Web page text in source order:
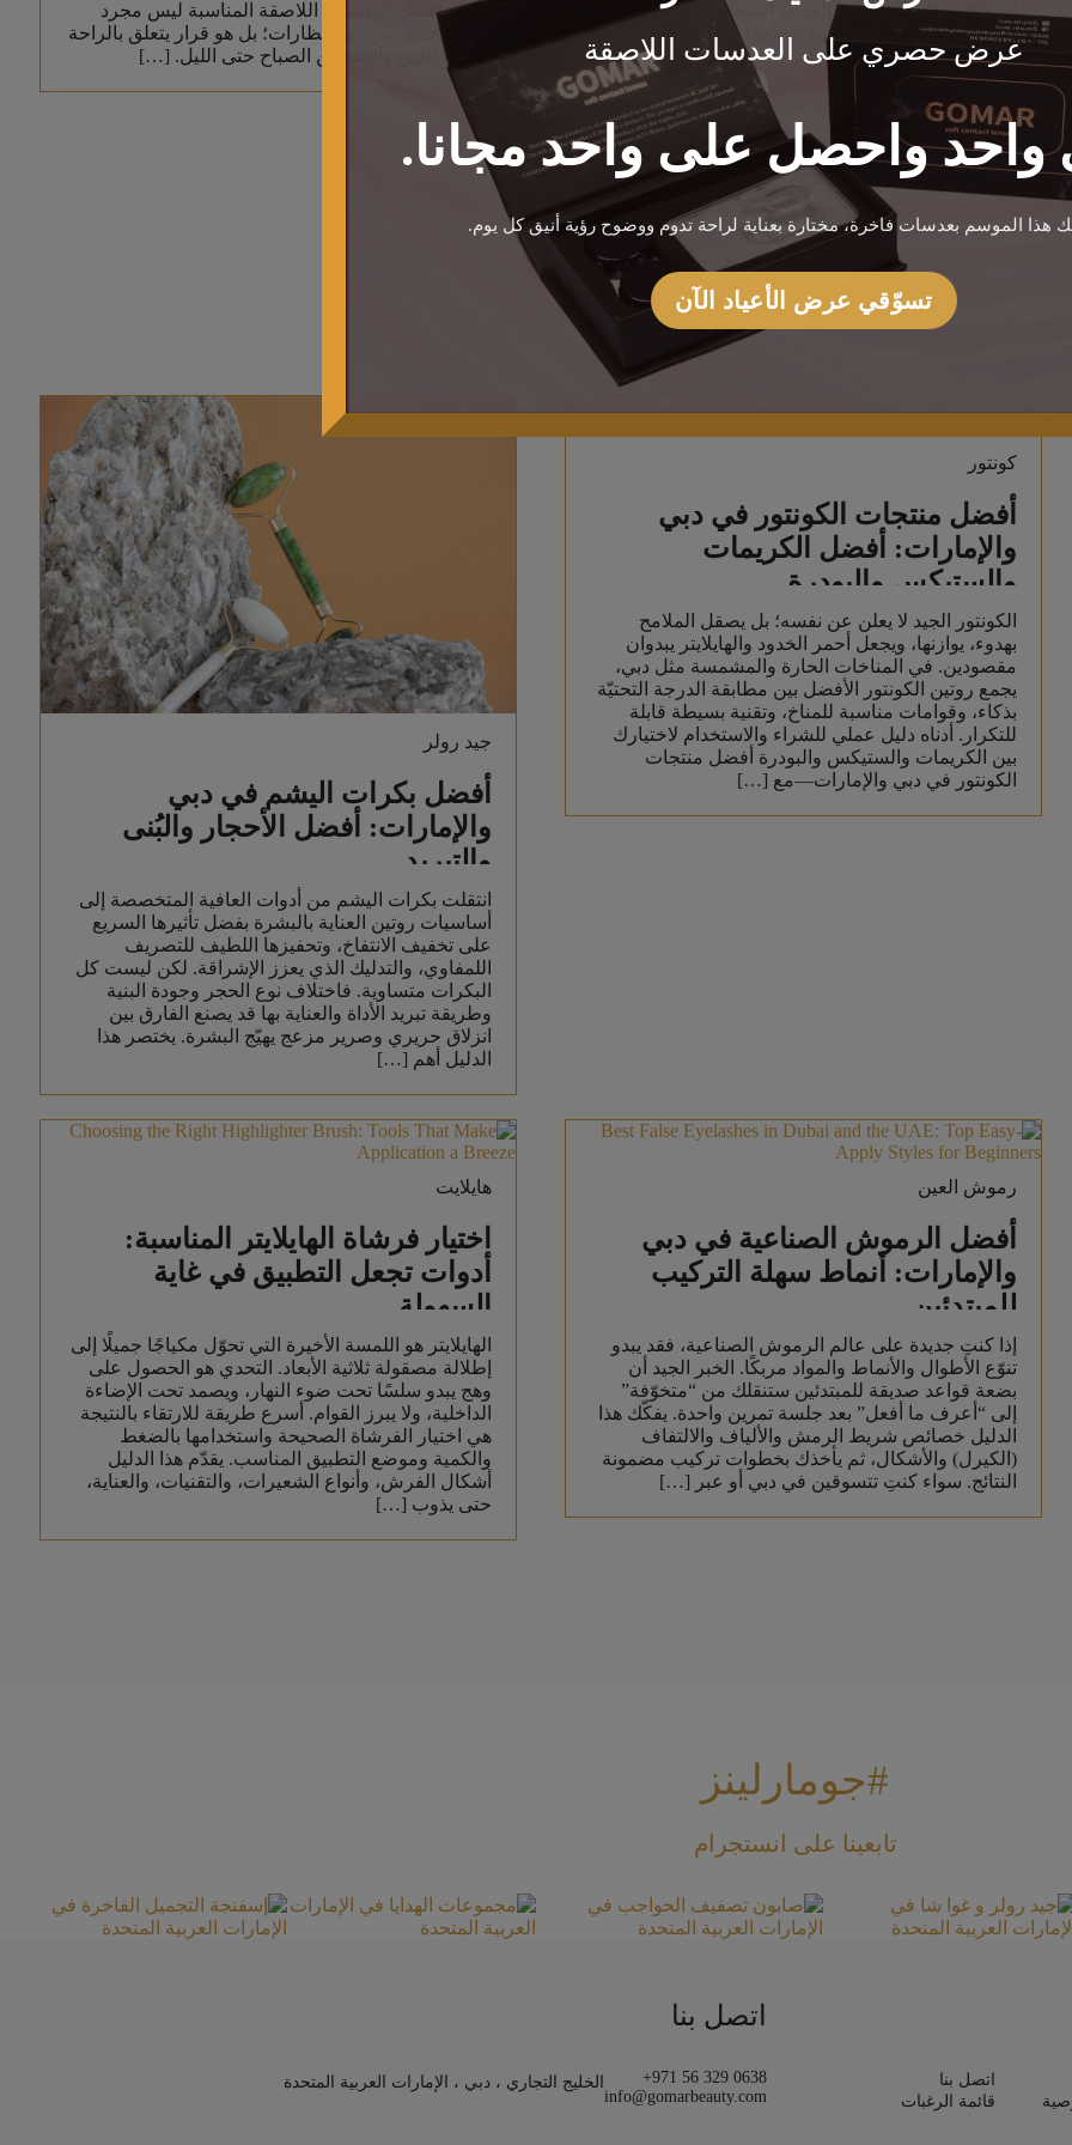
أي مكان داخل الإمارات العربية المتحدة (UAE)، فأنت
تعرفين أن ضوء النهار القوي والأجواء المشرقة في
الخارج يمكن […]
اختيار أفضل العدسات اللاصقة المناسبة ليس مجرد
مظهر جميل من دون نظارات؛ بل هو قرار يتعلق بالراحة
وصحة العين والثقة من الصباح حتى الليل. […]
كونتور
أفضل منتجات الكونتور في دبي
والإمارات: أفضل الكريمات
والستيكس والبودرة
الكونتور الجيد لا يعلن عن نفسه؛ بل يصقل الملامح
بهدوء، يوازنها، ويجعل أحمر الخدود والهايلايتر يبدوان
مقصودين. في المناخات الحارة والمشمسة مثل دبي،
يجمع روتين الكونتور الأفضل بين مطابقة الدرجة التحتيّة
بذكاء، وقوامات مناسبة للمناخ، وتقنية بسيطة قابلة
للتكرار. أدناه دليل عملي للشراء والاستخدام لاختيارك
بين الكريمات والستيكس والبودرة أفضل منتجات
الكونتور في دبي والإمارات—مع […]
جيد رولر
أفضل بكرات اليشم في دبي
والإمارات: أفضل الأحجار والبُنى
والتبريد
انتقلت بكرات اليشم من أدوات العافية المتخصصة إلى
أساسيات روتين العناية بالبشرة بفضل تأثيرها السريع
على تخفيف الانتفاخ، وتحفيزها اللطيف للتصريف
اللمفاوي، والتدليك الذي يعزز الإشراقة. لكن ليست كل
البكرات متساوية. فاختلاف نوع الحجر وجودة البنية
وطريقة تبريد الأداة والعناية بها قد يصنع الفارق بين
انزلاق حريري وصرير مزعج يهيّج البشرة. يختصر هذا
الدليل أهم […]
رموش العين
أفضل الرموش الصناعية في دبي
والإمارات: أنماط سهلة التركيب
للمبتدئين
إذا كنتِ جديدة على عالم الرموش الصناعية، فقد يبدو
تنوّع الأطوال والأنماط والمواد مربكًا. الخبر الجيد أن
بضعة قواعد صديقة للمبتدئين ستنقلك من “متخوّفة”
إلى “أعرف ما أفعل” بعد جلسة تمرين واحدة. يفكّك هذا
الدليل خصائص شريط الرمش والألياف والالتفاف
(الكيرل) والأشكال، ثم يأخذك بخطوات تركيب مضمونة
النتائج. سواء كنتِ تتسوقين في دبي أو عبر […]
هايلايت
اختيار فرشاة الهايلايتر المناسبة:
أدوات تجعل التطبيق في غاية
السهولة
الهايلايتر هو اللمسة الأخيرة التي تحوّل مكياجًا جميلًا إلى
إطلالة مصقولة ثلاثية الأبعاد. التحدي هو الحصول على
وهج يبدو سلسًا تحت ضوء النهار، ويصمد تحت الإضاءة
الداخلية، ولا يبرز القوام. أسرع طريقة للارتقاء بالنتيجة
هي اختيار الفرشاة الصحيحة واستخدامها بالضغط
والكمية وموضع التطبيق المناسب. يقدّم هذا الدليل
أشكال الفرش، وأنواع الشعيرات، والتقنيات، والعناية،
حتى يذوب […]
#جومارلينز
تابعينا على انستجرام
اتصل بنا
قائمة الرغبات
اتصل بنا
+971 56 329 0638
info@gomarbeauty.com
الخليج التجاري ، دبي ، الإمارات العربية المتحدة
عرض حصري على العدسات اللاصقة
واحد واحصل على واحد مجانا.
هذا الموسم بعدسات فاخرة، مختارة بعناية لراحة تدوم ووضوح رؤية أنيق كل يوم.
تسوّقي عرض الأعياد الآن